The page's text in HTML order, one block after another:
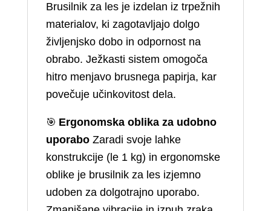
Brusilnik za les je izdelan iz trpežnih
materialov, ki zagotavljajo dolgo
življenjsko dobo in odpornost na
obrabo. Ježkasti sistem omogoča
hitro menjavo brusnega papirja, kar
povečuje učinkovitost dela.
🎯 Ergonomska oblika za udobno
uporaboZaradi svoje lahke
konstrukcije (le 1 kg) in ergonomske
oblike je brusilnik za les izjemno
udoben za dolgotrajno uporabo.